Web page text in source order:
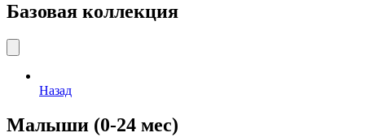
Базовая коллекция
Назад
Малыши (0-24 мес)